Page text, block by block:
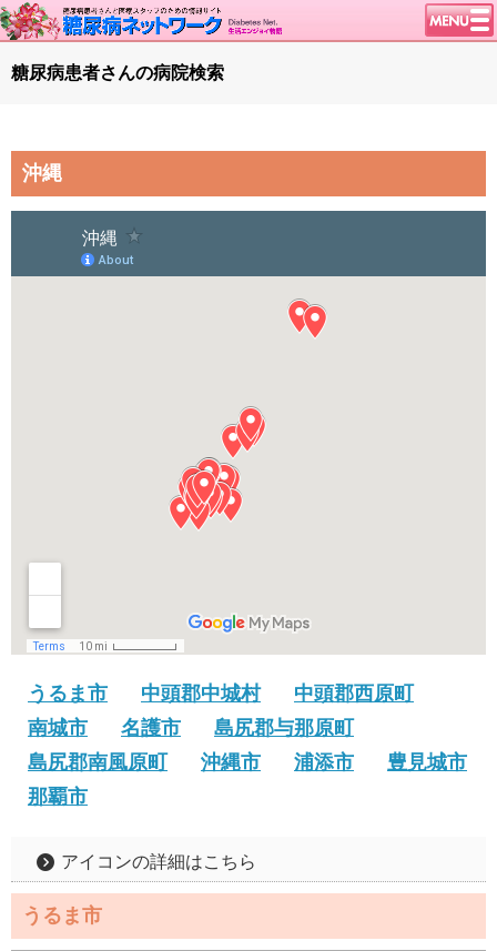
トップページ
談話室BBS
糖尿病のきほん
特集・連載
腎臓の健康道
糖尿病患者さんの病院検索
沖縄
うるま市 中頭郡中城村
中頭郡西原町
南城市
名護市
島尻郡与那原町
島尻郡南風原町
沖縄市 浦添市
豊見城市
那覇市
アイコンの詳細はこちら
うるま市